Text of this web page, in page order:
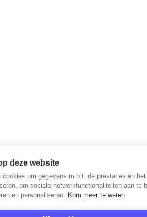
deze website
cookies om gegevens m.b.t. de prestaties en
om sociale netwerkfunctionaliteiten aan te
en personaliseren. Kom meer te weten